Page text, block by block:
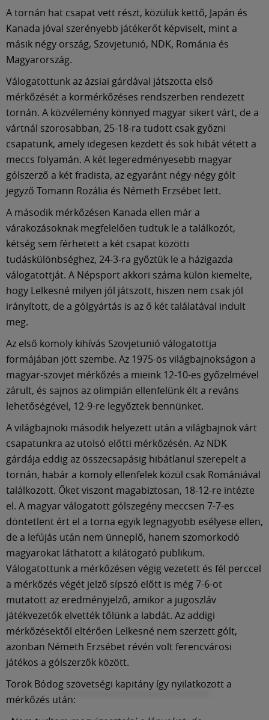
A tornán hat csapat vett részt, közülük kettő, Japán és
Kanada jóval szerényebb játékerőt képviselt, mint a
másik négy ország, Szovjetunió, NDK, Románia és
Magyarország.
Válogatottunk az ázsiai gárdával játszotta első
mérkőzését a körmérkőzéses rendszerben rendezett
tornán. A közvélemény könnyed magyar sikert várt, de a
vártnál szorosabban, 25-18-ra tudott csak győzni
csapatunk, amely idegesen kezdett és sok hibát vétett a
meccs folyamán. A két legeredményesebb magyar
gólszerző a két fradista, az egyaránt négy-négy gólt
jegyző Tomann Rozália és Németh Erzsébet lett.
A második mérkőzésen Kanada ellen már a
várakozásoknak megfelelően tudtuk le a találkozót,
kétség sem férhetett a két csapat közötti
tudáskülönbséghez, 24-3-ra győztük le a házigazda
válogatottját. A Népsport akkori száma külön kiemelte,
hogy Lelkesné milyen jól játszott, hiszen nem csak jól
irányított, de a gólgyártás is az ő két találatával indult
meg.
Az első komoly kihívás Szovjetunió válogatottja
formájában jött szembe. Az 1975-ös világbajnokságon a
magyar-szovjet mérkőzés a mieink 12-10-es győzelmével
zárult, és sajnos az olimpián ellenfelünk élt a reváns
lehetőségével, 12-9-re legyőztek bennünket.
A világbajnoki második helyezett után a világbajnok várt
csapatunkra az utolsó előtti mérkőzésén. Az NDK
gárdája eddig az összecsapásig hibátlanul szerepelt a
tornán, habár a komoly ellenfelek közül csak Romániával
találkozott. Őket viszont magabiztosan, 18-12-re intézte
el. A magyar válogatott gólszegény meccsen 7-7-es
döntetlent ért el a torna egyik legnagyobb esélyese ellen,
de a lefújás után nem ünneplő, hanem szomorkodó
magyarokat láthatott a kilátogató publikum.
Válogatottunk a mérkőzésen végig vezetett és fél perccel
a mérkőzés végét jelző sípszó előtt is még 7-6-ot
mutatott az eredményjelző, amikor a jugoszláv
játékvezetők elvették tőlünk a labdát. Az addigi
mérkőzésektől eltérően Lelkesné nem szerzett gólt,
azonban Németh Erzsébet révén volt ferencvárosi
játékos a gólszerzők között.
Török Bódog szövetségi kapitány így nyilatkozott a
mérkőzés után: